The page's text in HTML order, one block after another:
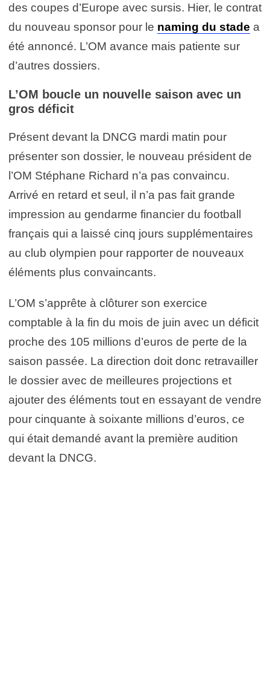
des coupes d’Europe avec sursis. Hier, le contrat
du nouveau sponsor pour le naming du stade a
été annoncé. L’OM avance mais patiente sur
d’autres dossiers.
L’OM boucle un nouvelle saison avec un
gros déficit
Présent devant la DNCG mardi matin pour
présenter son dossier, le nouveau président de
l’OM Stéphane Richard n’a pas convaincu.
Arrivé en retard et seul, il n’a pas fait grande
impression au gendarme financier du football
français qui a laissé cinq jours supplémentaires
au club olympien pour rapporter de nouveaux
éléments plus convaincants.
L’OM s’apprête à clôturer son exercice
comptable à la fin du mois de juin avec un déficit
proche des 105 millions d’euros de perte de la
saison passée. La direction doit donc retravailler
le dossier avec de meilleures projections et
ajouter des éléments tout en essayant de vendre
pour cinquante à soixante millions d’euros, ce
qui était demandé avant la première audition
devant la DNCG.